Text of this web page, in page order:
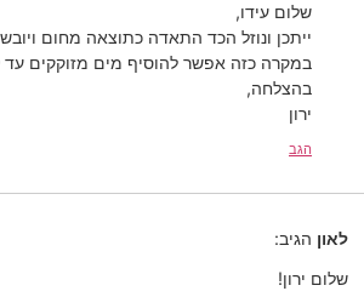
שלום עידו,
ייתכן ונוזל הכד התאדה כתוצאה מחום
במקרה כזה אפשר להוסיף מים מזוקקים עד לגובה
בהצלחה,
ירון
הגב
לאון הגיב:
שלום ירון!